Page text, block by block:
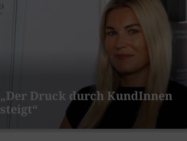
„Der Druck durch KundInnen
steigt“